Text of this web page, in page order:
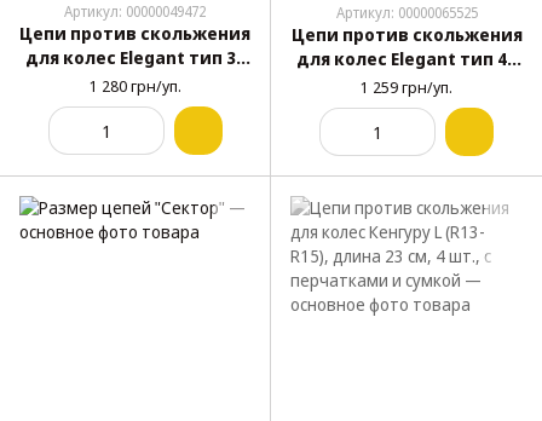
Артикул: 00000049472
Цепи против скольжения
для колес Elegant тип 38
(NEL38), пластиковый
кейс (100640)
1 280 грн/уп.
Артикул: 00000065525
Цепи против скольжения
для колес Elegant тип 42
(NEL42), пластиковый
кейс (100641)
1 259 грн/уп.